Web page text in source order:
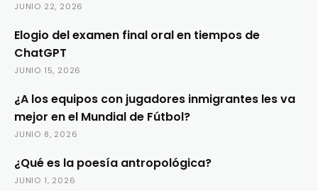
JUNIO 22, 2026
Elogio del examen final oral en tiempos de
ChatGPT
JUNIO 15, 2026
¿A los equipos con jugadores inmigrantes les va
mejor en el Mundial de Fútbol?
JUNIO 8, 2026
¿Qué es la poesía antropológica?
JUNIO 1, 2026